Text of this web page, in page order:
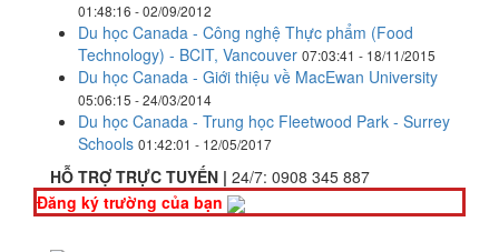
01:48:16 - 02/09/2012
Du học Canada - Công nghệ Thực phẩm (Food
Technology) - BCIT, Vancouver 07:03:41 - 18/11/2015
Du học Canada - Giới thiệu về MacEwan University
05:06:15 - 24/03/2014
Du học Canada - Trung học Fleetwood Park - Surrey
Schools 01:42:01 - 12/05/2017
HỖ TRỢ TRỰC TUYẾN | 24/7: 0908 345 887
Đăng ký trường của bạn